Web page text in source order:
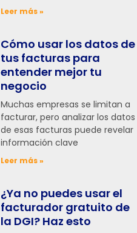
Leer más »
Cómo usar los datos de
tus facturas para
entender mejor tu
negocio
Muchas empresas se limitan a
facturar, pero analizar los datos
de esas facturas puede revelar
información clave
Leer más »
¿Ya no puedes usar el
facturador gratuito de
la DGI? Haz esto